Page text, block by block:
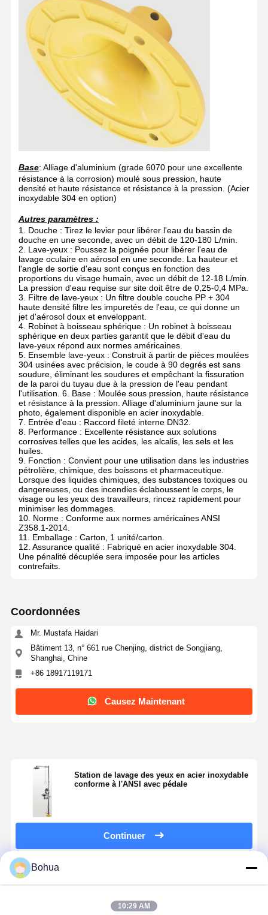
Base: Alliage d'aluminium (grade 6070 pour une excellente
résistance à la corrosion) moulé sous pression, haute
densité et haute résistance et résistance à la pression. (Acier
inoxydable 304 en option)
Autres paramètres :
1. Douche : Tirez le levier pour libérer l'eau du bassin de
douche en une seconde, avec un débit de 120-180 L/min.
2. Lave-yeux : Poussez la poignée pour libérer l'eau de
lavage oculaire en aérosol en une seconde. La hauteur et
l'angle de sortie d'eau sont conçus en fonction des
proportions du visage humain, avec un débit de 12-18 L/min.
La pression d'eau requise sur site doit être de 0,25-0,4 MPa.
3. Filtre de lave-yeux : Un filtre double couche PP + 304
haute densité filtre les impuretés de l'eau, ce qui donne un
jet d'aérosol doux et enveloppant.
4. Robinet à boisseau sphérique : Un robinet à boisseau
sphérique en deux parties garantit que le débit d'eau du
lave-yeux répond aux normes américaines.
5. Ensemble lave-yeux : Construit à partir de pièces moulées
304 usinées avec précision, le coude à 90 degrés est sans
soudure, éliminant les soudures et empêchant la fissuration
de la paroi du tuyau due à la pression de l'eau pendant
l'utilisation. 6. Base : Moulée sous pression, haute résistance
et résistance à la pression. Alliage d'aluminium jaune sur la
photo, également disponible en acier inoxydable.
7. Entrée d'eau : Raccord fileté interne DN32.
8. Performance : Excellente résistance aux solutions
corrosives telles que les acides, les alcalis, les sels et les
huiles.
9. Fonction : Convient pour une utilisation dans les industries
pétrolière, chimique, des boissons et pharmaceutique.
Lorsque des liquides chimiques, des substances toxiques ou
dangereuses, ou des incendies éclaboussent le corps, le
visage ou les yeux des travailleurs, rincez rapidement pour
minimiser les dommages.
10. Norme : Conforme aux normes américaines ANSI
Z358.1-2014.
11. Emballage : Carton, 1 unité/carton.
12. Assurance qualité : Fabriqué en acier inoxydable 304.
Une pénalité décuplée sera imposée pour les articles
contrefaits.
Coordonnées
Mr. Mustafa Haidari
Bâtiment 13, n° 661 rue Chenjing, district de Songjiang,
Shanghai, Chine
+86 18917119171
Causez Maintenant
Station de lavage des yeux en acier inoxydable
conforme à l'ANSI avec pédale
Continuer
Produits Recommandés
Bohua
10:29 AM